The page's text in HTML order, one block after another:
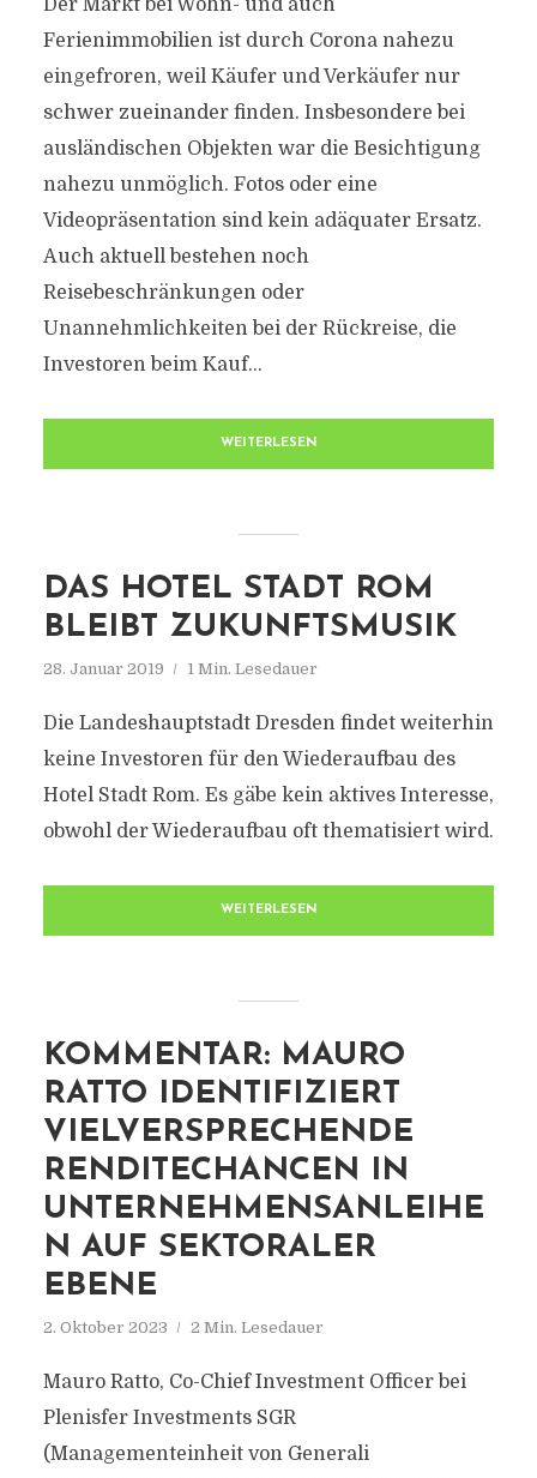
Der Markt bei Wohn- und auch
Ferienimmobilien ist durch Corona nahezu
eingefroren, weil Käufer und Verkäufer nur
schwer zueinander finden. Insbesondere bei
ausländischen Objekten war die Besichtigung
nahezu unmöglich. Fotos oder eine
Videopräsentation sind kein adäquater Ersatz.
Auch aktuell bestehen noch
Reisebeschränkungen oder
Unannehmlichkeiten bei der Rückreise, die
Investoren beim Kauf...
WEITERLESEN
DAS HOTEL STADT ROM
BLEIBT ZUKUNFTSMUSIK
28. Januar 2019 1 Min. Lesedauer
Die Landeshauptstadt Dresden findet weiterhin
keine Investoren für den Wiederaufbau des
Hotel Stadt Rom. Es gäbe kein aktives Interesse,
obwohl der Wiederaufbau oft thematisiert wird.
WEITERLESEN
KOMMENTAR: MAURO
RATTO IDENTIFIZIERT
VIELVERSPRECHENDE
RENDITECHANCEN IN
UNTERNEHMENSANLEIHE
N AUF SEKTORALER
EBENE
2. Oktober 2023 2 Min. Lesedauer
Mauro Ratto, Co-Chief Investment Officer bei
Plenisfer Investments SGR
(Managementeinheit von Generali